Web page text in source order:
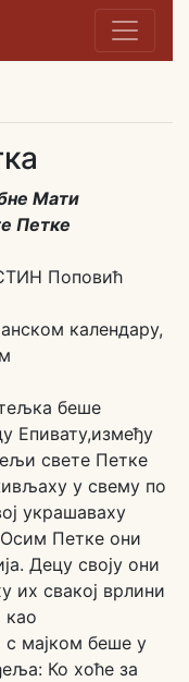
Мати
Петке
Поповић
календару,
беше
Епивату,између
свете Петке
у свему по
украшаваху
Петке они
Децу своју они
их свакој врлини
као
с мајком беше у
Ко хоће за